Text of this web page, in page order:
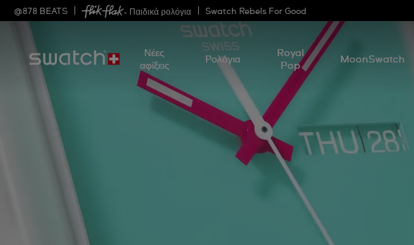
@878 BEATS - Παιδικά ρολόγια Swatch Rebels For Good
Νέες
αφίξεις
Ρολόγια
Royal
Pop
MoonSwatch